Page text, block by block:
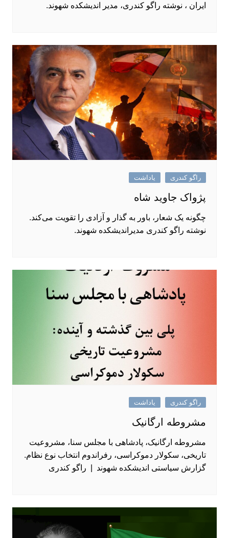
ایران ، نوشته راگو کندری، مدیر اندیشکده شهوند.
راگو کندری یاداشت
پژواک جاوید شاه
چگونه یک شعار، باور به گذار و آزادی را تقویت می‌کند.
نوشته راگو کندری مدیراندیشکده شهوند.
راگو کندری یاداشت
مشروطه ارگانیک
مشروطه ارگانیک، پادشاهی با مجلس سنا، مشروعیت
تاریخی، سکولار دموکراسی، رفراندوم انتخاب نوع نظام.
گزارش سیاستی اندیشکده شهوند | راگو کندری